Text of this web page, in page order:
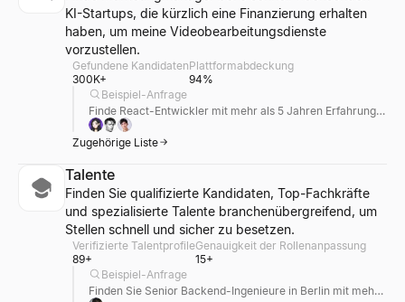
KI-Startups, die kürzlich eine Finanzierung erhalten
haben, um meine Videobearbeitungsdienste
vorzustellen.
Gefundene Kandidaten
300K+
Plattformabdeckung
94%
Beispiel-Anfrage
Finde React-Entwickler mit mehr als 5 Jahren Erfahrung bei FAANG-Unternehmen.
Zugehörige Liste
Talente
Finden Sie qualifizierte Kandidaten, Top-Fachkräfte
und spezialisierte Talente branchenübergreifend, um
Stellen schnell und sicher zu besetzen.
Verifizierte Talentprofile
89+
Genauigkeit der Rollenanpassung
15+
Beispiel-Anfrage
Finden Sie Senior Backend-Ingenieure in Berlin mit mehr als 5 Jahren Erfahrung in Go und Kubernetes.